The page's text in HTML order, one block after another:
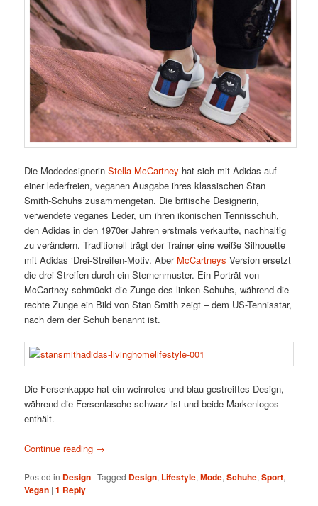
Die ModedesignerinStella McCartney hat sich mit Adidas auf
einer lederfreien, veganen Ausgabe ihres klassischen Stan
Smith-Schuhs zusammengetan. Die britische Designerin,
verwendete veganes Leder, um ihren ikonischen Tennisschuh,
den Adidas in den 1970er Jahren erstmals verkaufte, nachhaltig
zu verändern. Traditionell trägt der Trainer eine weiße Silhouette
mit Adidas ‘Drei-Streifen-Motiv. Aber McCartneys Version ersetzt
die drei Streifen durch ein Sternenmuster. Ein Porträt von
McCartney schmückt die Zunge des linken Schuhs, während die
rechte Zunge ein Bild von Stan Smith zeigt – dem US-Tennisstar,
nach dem der Schuh benannt ist.
Die Fersenkappe hat ein weinrotes und blau gestreiftes Design,
während die Fersenlasche schwarz ist und beide Markenlogos
enthält.
Continue reading →
Posted in Design |Tagged Design, Lifestyle,Mode,Schuhe,Sport,
Vegan |1 Reply